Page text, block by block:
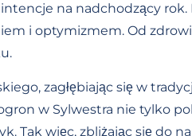
na nadchodzący
i optymizmem. Od
zagłębiając się w
w Sylwestra nie tylko
Tak więc, zbliżając się do